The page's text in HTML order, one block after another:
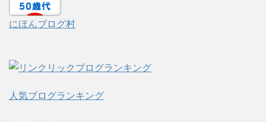
にほんブログ村
人気ブログランキング